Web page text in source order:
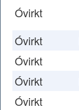
Óvirkt
Óvirkt
Óvirkt
Óvirkt
Óvirkt